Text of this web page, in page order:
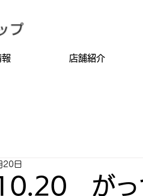
報 店舗紹介
がっ
20日